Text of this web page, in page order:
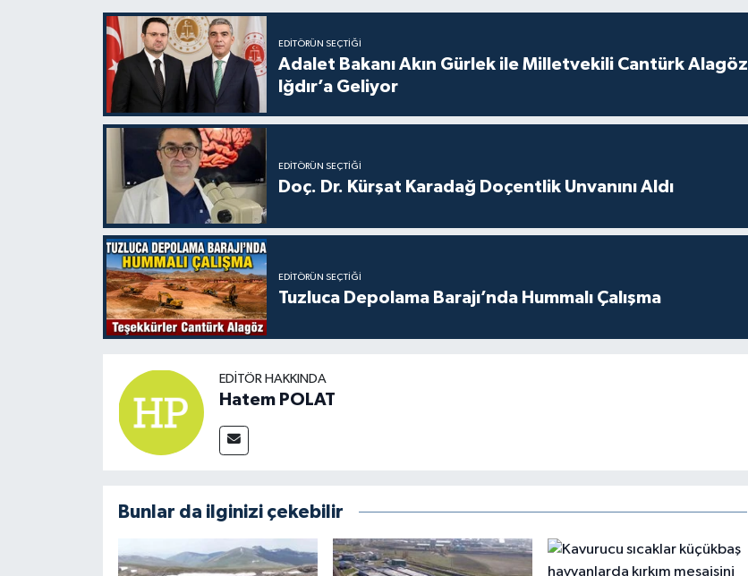
EDITÖRÜN SEÇTIĞI
Adalet Bakanı Akın Gürlek ile Milletvekili Cantürk Alagöz
Iğdır’a Geliyor
EDITÖRÜN SEÇTIĞI
Doç. Dr. Kürşat Karadağ Doçentlik Unvanını Aldı
EDITÖRÜN SEÇTIĞI
Tuzluca Depolama Barajı’nda Hummalı Çalışma
EDITÖR HAKKINDA
Hatem POLAT
Bunlar da ilginizi çekebilir